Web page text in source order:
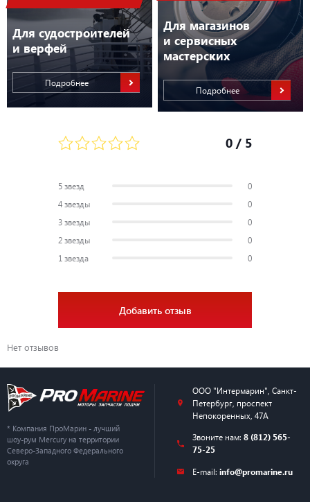
Для судостроителей
и верфей
Подробнее
Для магазинов
и сервисных
мастерских
Подробнее
0 / 5
5 звезд
0
4 звезды
0
3 звезды
0
2 звезды
0
1 звезда
0
Добавить отзыв
Нет отзывов
* Компания ПроМарин - лучший
шоу-рум Mercury на территории
Северо-Западного Федерального
округа
ООО "Интермарин" Санкт-
Петербург, проспект
Непокоренных, 47А
Звоните нам: 8 (812) 565-
75-25
E-mail: info@promarine.ru